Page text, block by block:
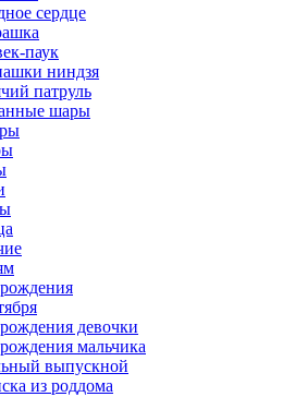
сердце
паук
ниндзя
патруль
шары
девочки
мальчика
выпускной
из роддома